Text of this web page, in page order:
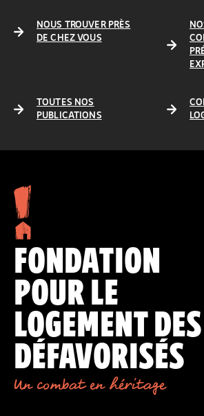
NOUS TROUVER PRÈS
DE CHEZ VOUS
TOUTES NOS
PUBLICATIONS
FONDATION
POUR LE
LOGEMENT DES
DÉFAVORISÉS
Un combat en héritage